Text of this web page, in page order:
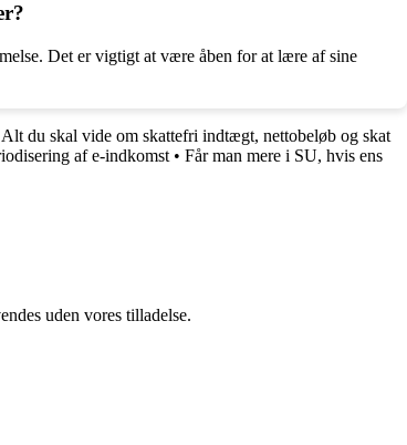
Det er vigtigt at være åben for at lære af sine
Alt du skal vide om skattefri indtægt, nettobeløb og skat
af e-indkomst • Får man mere i SU, hvis ens
uden vores tilladelse.